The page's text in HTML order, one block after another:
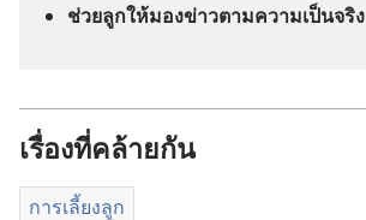
ช่วย​ลูก​ให้​มอง​ข่าว​ตาม​ความ​เป็น​จริง
เรื่องที่คล้ายกัน
การเลี้ยงลูก